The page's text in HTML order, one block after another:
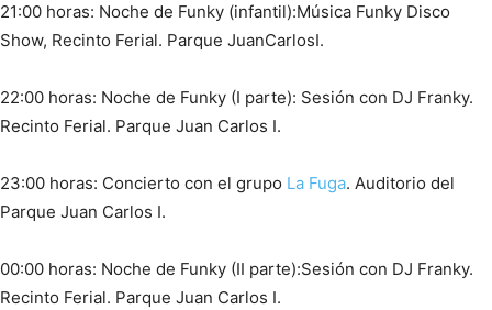
21:00 horas: Noche de Funky (infantil):Música Funky Disco
Show, Recinto Ferial. Parque JuanCarlosI.
22:00 horas: Noche de Funky (I parte): Sesión con DJ Franky.
Recinto Ferial. Parque Juan Carlos I.
23:00 horas: Concierto con el grupo La Fuga. Auditorio del
Parque Juan Carlos I.
00:00 horas: Noche de Funky (II parte):Sesión con DJ Franky.
Recinto Ferial. Parque Juan Carlos I.